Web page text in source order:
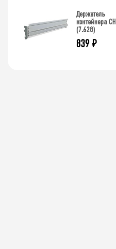
Держатель
контейнера CH
(7.628)
839 ₽